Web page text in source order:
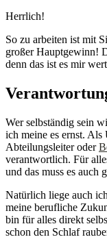
Herrlich!
So zu arbeiten ist mit
großer Hauptgewinn!
denn das ist es mir
Wer selbständig sein
ich meine es ernst.
Abteilungsleiter oder
verantwortlich. Für
und das muss es auch
Natürlich liege auch
meine berufliche
bin für alles direkt
schon den Schlaf